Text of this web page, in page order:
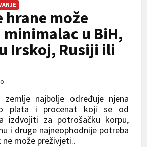
hrane može
u BiH,
Irskoj, Rusiji ili
zemlje najbolje određuje njena
plata i procenat koji se od
izdvojiti za potrošačku korpu,
i druge najneophodnije potreba
može preživjeti..